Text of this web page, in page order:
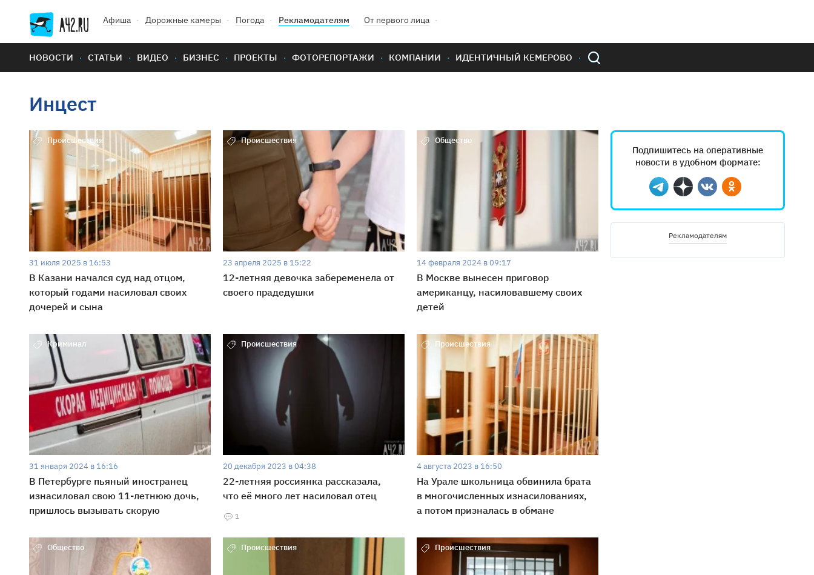
Афиша Дорожные камеры Погода Рекламодателям От первого лица
НОВОСТИ СТАТЬИ ВИДЕО БИЗНЕС ПРОЕКТЫ ФОТОРЕПОРТАЖИ КОМПАНИИ ИДЕНТИЧНЫЙ КЕМЕРОВО
Инцест
Происшествия
31 июля 2025 в 16:53
В Казани начался суд над отцом,
который годами насиловал своих
дочерей и сына
Происшествия
23 апреля 2025 в 15:22
12-летняя девочка забеременела от
своего прадедушки
Общество
14 февраля 2024 в 09:17
В Москве вынесен приговор
американцу, насиловавшему своих
детей
Криминал
31 января 2024 в 16:16
В Петербурге пьяный иностранец
изнасиловал свою 11-летнюю дочь,
пришлось вызывать скорую
Происшествия
20 декабря 2023 в 04:38
22-летняя россиянка рассказала,
что её много лет насиловал отец
1
Происшествия
4 августа 2023 в 16:50
На Урале школьница обвинила брата
в многочисленных изнасилованиях,
а потом призналась в обмане
Общество Происшествия Происшествия
Подпишитесь на оперативные
новости в удобном формате:
Telegram
ДзенВконтактеОдноклассники
Рекламодателям